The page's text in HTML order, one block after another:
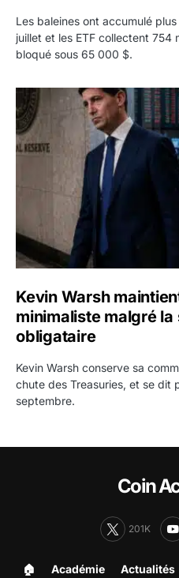
Les baleines ont accumulé
juillet et les ETF collectent 754
bloqué sous 65 000 $.
Kevin Warsh maintient sa
Kevin Warsh
minimaliste malgré
obligataire
Kevin Warsh conserve sa
chute des Treasuries, et se dit
septembre.
Coin
201K
🏠︎ Académie Actualités